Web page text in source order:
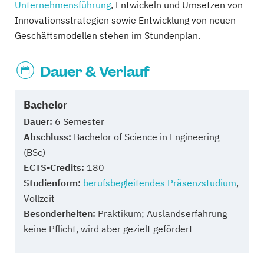
Unternehmensführung, Entwickeln und Umsetzen von
Innovationsstrategien sowie Entwicklung von neuen
Geschäftsmodellen stehen im Stundenplan.
Dauer & Verlauf
Bachelor
Dauer: 6 Semester
Abschluss: Bachelor of Science in Engineering
(BSc)
ECTS-Credits: 180
Studienform: berufsbegleitendes Präsenzstudium,
Vollzeit
Besonderheiten: Praktikum; Auslandserfahrung
keine Pflicht, wird aber gezielt gefördert